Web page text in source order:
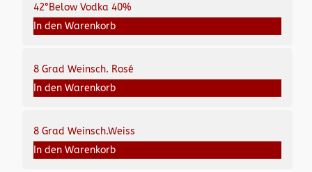
42°Below Vodka 40%
In den Warenkorb
8 Grad Weinsch. Rosé
In den Warenkorb
8 Grad Weinsch.Weiss
In den Warenkorb